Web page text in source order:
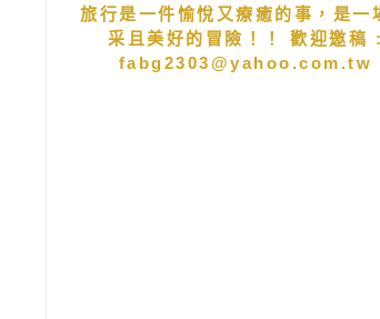
旅行是一件愉悅又療癒的事，是一
采且美好的冒險！！ 歡迎邀稿 :
fabg2303@yahoo.com.tw